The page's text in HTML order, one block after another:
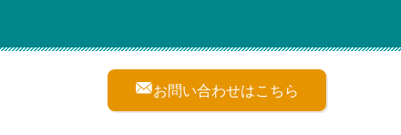
お問い合わせはこちら